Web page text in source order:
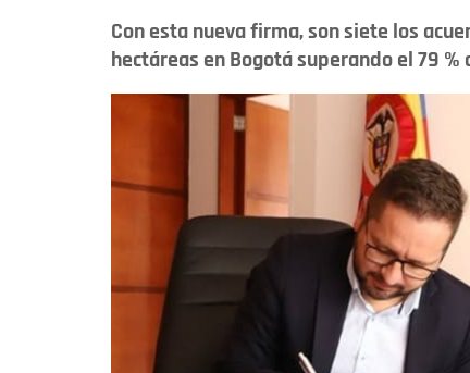
Con esta nueva firma, son siete los
hectáreas en Bogotá superando el 79 %